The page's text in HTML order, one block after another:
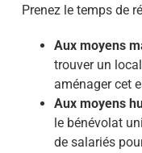
Prenez le temps de
Aux moyens
trouver un
aménager cet
Aux moyens
le bénévolat
de salariés